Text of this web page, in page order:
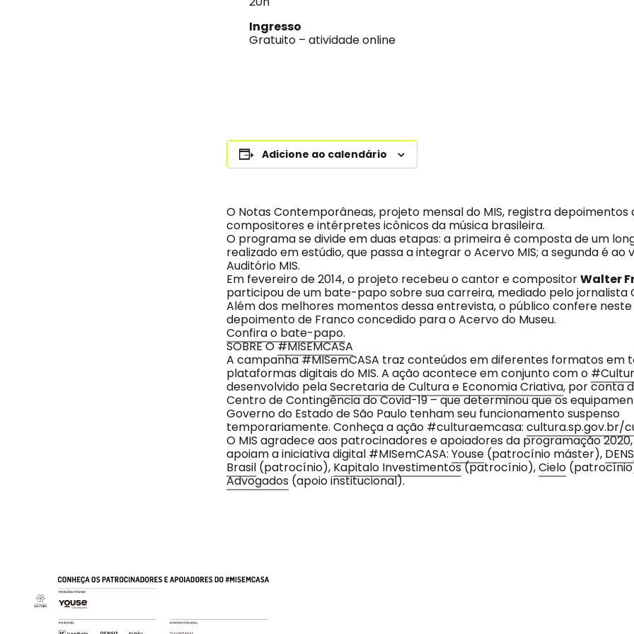
Ingresso
Gratuito – atividade online
Adicione ao calendário
O Notas Contemporâneas, projeto mensal do MIS, registra depoimentos
compositores e intérpretes icônicos da música brasileira.
O programa se divide em duas etapas: a primeira é composta de um
realizado em estúdio, que passa a integrar o Acervo MIS; a segunda é ao
Auditório MIS.
Em fevereiro de 2014, o projeto recebeu o cantor e compositorWalter
participou de um bate-papo sobre sua carreira, mediado pelo jornalista
Além dos melhores momentos dessa entrevista, o público confere
depoimento de Franco concedido para o Acervo do Museu.
Confira o bate-papo.
SOBRE O#MISEMCASA
A campanha #MISemCASA traz conteúdos em diferentes formatos em
plataformas digitais do MIS. A ação acontece em conjunto com o
desenvolvido pelaSecretaria de Cultura e Economia Criativa, por conta
Centro de Contingência do Covid-19 – que determinou que os
Governo do Estado de São Paulo tenham seu funcionamento suspenso
temporariamente. Conheça a ação #culturaemcasa: cultura.sp.gov.br/
O MIS agradece aos patrocinadores e apoiadores da programação
apoiam a iniciativa digital #MISemCASA: Youse (patrocínio máster),
Brasil (patrocínio), Kapitalo Investimentos(patrocínio),Cielo
Advogados (apoio institucional).